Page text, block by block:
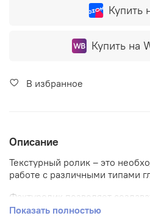
Купить
Купить на
В избранное
Описание
Текстурный ролик – это
работе с различными типами
Фактуролик позволяет
детализированные узоры на
Показать полностью